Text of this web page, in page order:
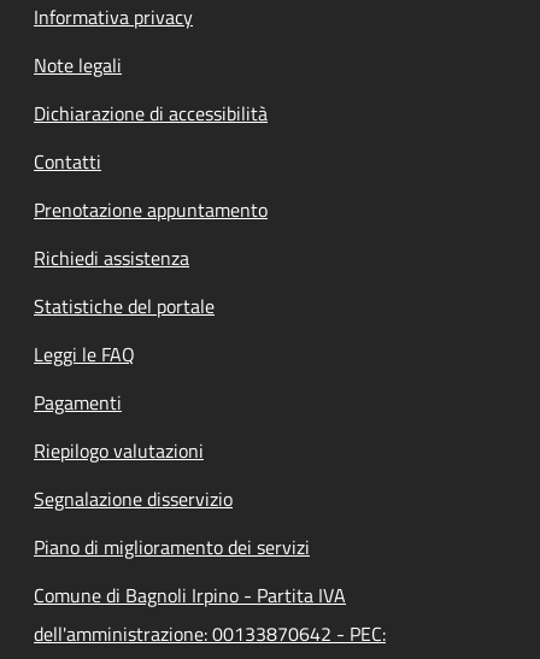
Informativa privacy
Note legali
Dichiarazione di accessibilità
Contatti
Prenotazione appuntamento
Richiedi assistenza
Statistiche del portale
Leggi le FAQ
Pagamenti
Riepilogo valutazioni
Segnalazione disservizio
Piano di miglioramento dei servizi
Comune di Bagnoli Irpino - Partita IVA
dell'amministrazione: 00133870642 - PEC: